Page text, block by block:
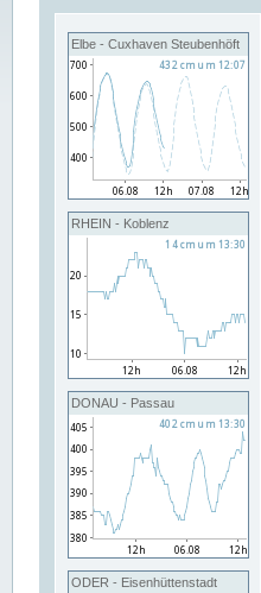
Elbe - Cuxhaven Steubenhöft
RHEIN - Koblenz
DONAU - Passau
ODER - Eisenhüttenstadt